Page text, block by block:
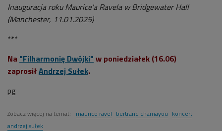
Inauguracja roku Maurice'a Ravela w Bridgewater Hall
(Manchester, 11.01.2025)
***
Na "Filharmonię Dwójki" w poniedziałek (16.06)
zaprosiłAndrzej Sułek.
pg
Zobacz więcej na temat: maurice ravel bertrand chamayou koncert
andrzej sułek